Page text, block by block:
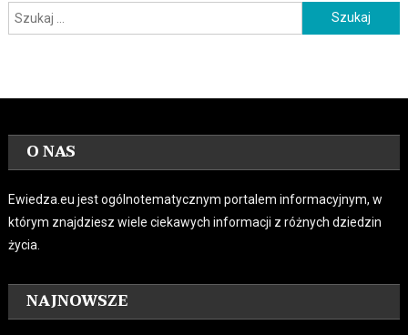
Szukaj:
O NAS
Ewiedza.eu jest ogólnotematycznym portalem informacyjnym, w
którym znajdziesz wiele ciekawych informacji z różnych dziedzin
życia.
NAJNOWSZE